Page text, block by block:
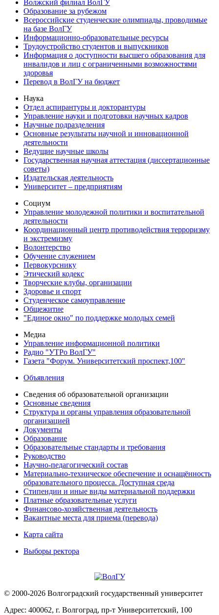
Волжский филиал ВолГУ
Образование за рубежом
Всероссийские студенческие олимпиады, проводимые
на базе ВолГУ
Информационно-образовательные ресурсы
Трудоустройство студентов и выпускников
Информация о доступности высшего образования для
инвалидов и лиц с ограниченными возможностями
здоровья
Перевод в ВолГУ на бюджет
Наука
Отдел аспирантуры и докторантуры
Управление науки и подготовки научных кадров
Научные подразделения
Основные результаты научной и инновационной
деятельности
Ведущие научные школы
Государственная научная аттестация (диссертационные
советы)
Издательская деятельность
Университет – предприятиям
Социум
Управление молодежной политики и воспитательной
деятельности
Координационный центр противодействия терроризму
и экстремизму
Волонтерство
Обучение служением
Первокурснику
Этический кодекс
Творческие клубы, организации
Здоровье и спорт
Студенческое самоуправление
Общежитие
"Единое окно" по поддержке молодых семей
Медиа
Управление информационной политики
Радио "УТРо ВолГУ"
Газета "Форум. Университетский проспект,100"
Объявления
Сведения об образовательной организации
Основные сведения
Структура и органы управления образовательной
организацией
Документы
Образование
Образовательные стандарты и требования
Руководство
Научно-педагогический состав
Материально-техническое обеспечение и оснащённость
образовательного процесса. Доступная среда
Стипендии и иные виды материальной поддержки
Платные образовательные услуги
Финансово-хозяйственная деятельность
Вакантные места для приема (перевода)
Карта сайта
Выборы ректора
© 2000-2026 Волгоградский государственный университет
Адрес: 400062, г. Волгоград, пр-т Университетский, 100